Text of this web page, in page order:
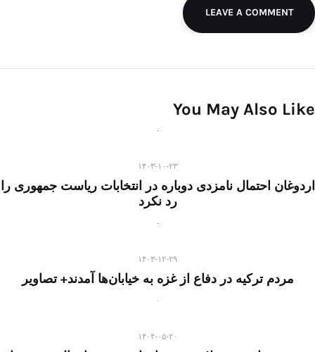
LEAVE A COMMENT
You May Also Like
۱۴۰۳-۱۰-۲۳
اردوغان احتمال نامزدی دوباره در انتخابات ریاست جمهوری را
رد نکرد
۱۴۰۳-۱۲-۲۹
مردم ترکیه در دفاع از غزه به خیابان‌ها آمدند+ تصاویر
۱۴۰۴-۰۵-۲۰